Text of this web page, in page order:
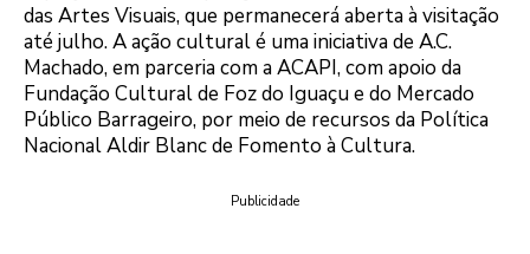
das Artes Visuais, que permanecerá aberta à visitação
até julho. A ação cultural é uma iniciativa de A.C.
Machado, em parceria com a ACAPI, com apoio da
Fundação Cultural de Foz do Iguaçu e do Mercado
Público Barrageiro, por meio de recursos da Política
Nacional Aldir Blanc de Fomento à Cultura.
Publicidade